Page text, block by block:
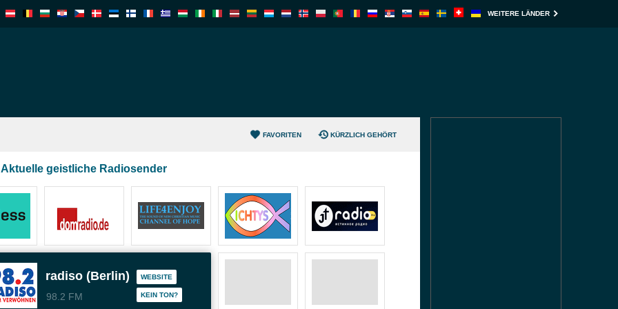
WEITERE LÄNDER
FAVORITEN KÜRZLICH GEHÖRT
Aktuelle geistliche Radiosender
Paradiso (Berlin)
98.2 FM
WEBSITE
KEIN TON?